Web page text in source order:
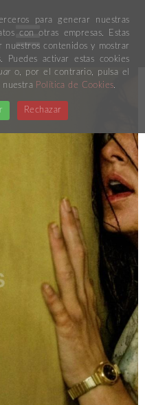
para generar nuestras
con otras empresas. Estas
contenidos y mostrar
Puedes activar estas cookies
o, por el contrario, pulsa el
nuestra Política de Cookies
Rechazar